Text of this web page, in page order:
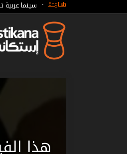
English
- سينما
هذا